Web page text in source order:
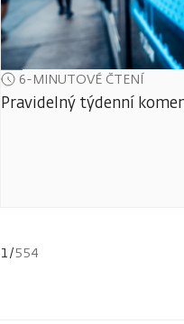
6-MINUTOVÉ ČTENÍ
Pravidelný týdenní
1/554